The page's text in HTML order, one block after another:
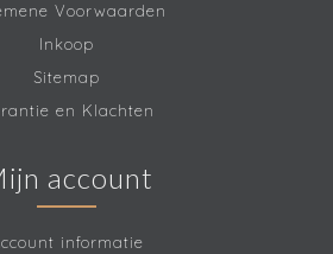
Voorwaarden
Inkoop
Sitemap
en Klachten
account
informatie